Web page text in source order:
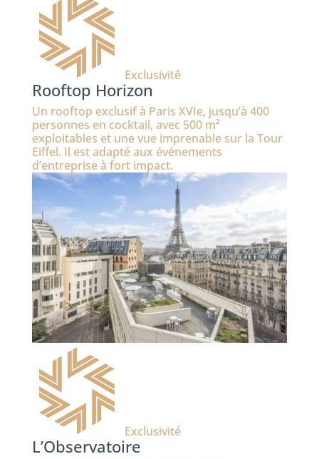
Exclusivité
Rooftop Horizon
Un rooftop exclusif à Paris XVIe, jusqu’à 400
personnes en cocktail, avec 500 m²
exploitables et une vue imprenable sur la Tour
Eiffel. Il est adapté aux événements
d’entreprise à fort impact.
Exclusivité
L’Observatoire